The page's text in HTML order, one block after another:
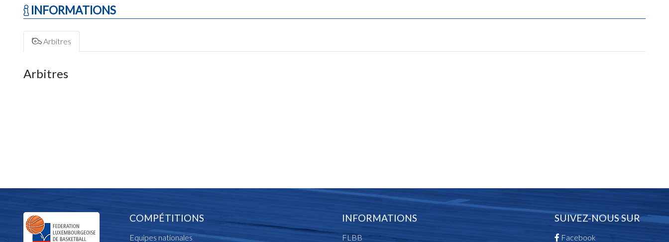
INFORMATIONS
Arbitres
Arbitres
COMPÉTITIONS
Equipes nationales
INFORMATIONS
FLBB
SUIVEZ-NOUS SUR
Facebook